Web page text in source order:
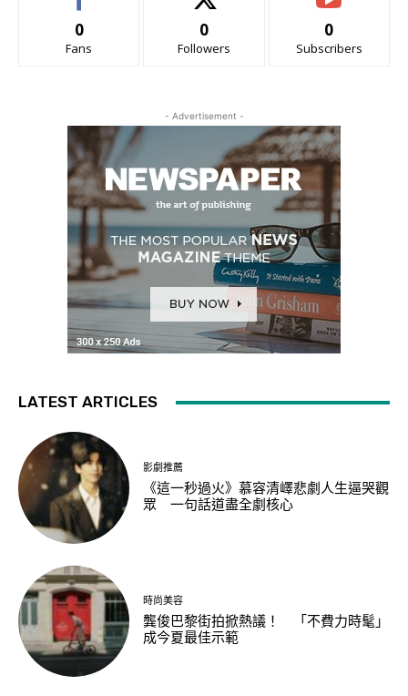
0
Fans
0
Followers
0
Subscribers
- Advertisement -
LATEST ARTICLES
影劇推薦
《這一秒過火》慕容清嶧悲劇人生逼哭觀
眾 一句話道盡全劇核心
時尚美容
龔俊巴黎街拍掀熱議！ 「不費力時髦」
成今夏最佳示範